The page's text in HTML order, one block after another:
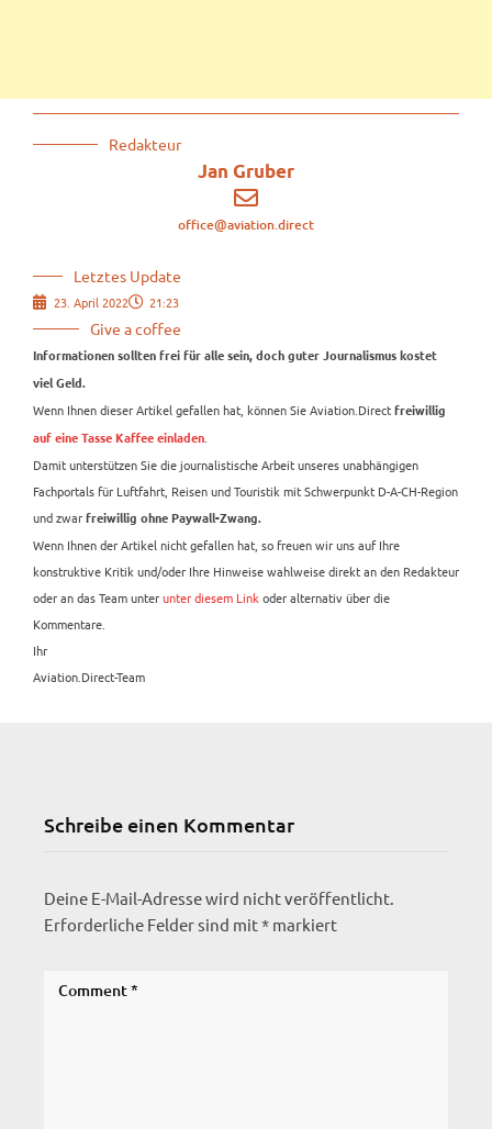
Redakteur
Jan Gruber
office@aviation.direct
Letztes Update
23. April 2022 21:23
Give a coffee
Informationen sollten frei für alle sein, doch guter Journalismus kostet
viel Geld.
Wenn Ihnen dieser Artikel gefallen hat, können Sie Aviation.Direct freiwillig
auf eine Tasse Kaffee einladen
Damit unterstützen Sie die journalistische Arbeit unseres unabhängigen
Fachportals für Luftfahrt, Reisen und Touristik mit Schwerpunkt D-A-CH-Region
und zwar freiwillig ohne Paywall-Zwang.
Wenn Ihnen der Artikel nicht gefallen hat, so freuen wir uns auf Ihre
konstruktive Kritik und/oder Ihre Hinweise wahlweise direkt an den Redakteur
oder an das Team unterunter diesem Link oder alternativ über die
Kommentare.
Ihr
Aviation.Direct-Team
Schreibe einen Kommentar
Deine E-Mail-Adresse wird nicht veröffentlicht.
Erforderliche Felder sind mit* markiert